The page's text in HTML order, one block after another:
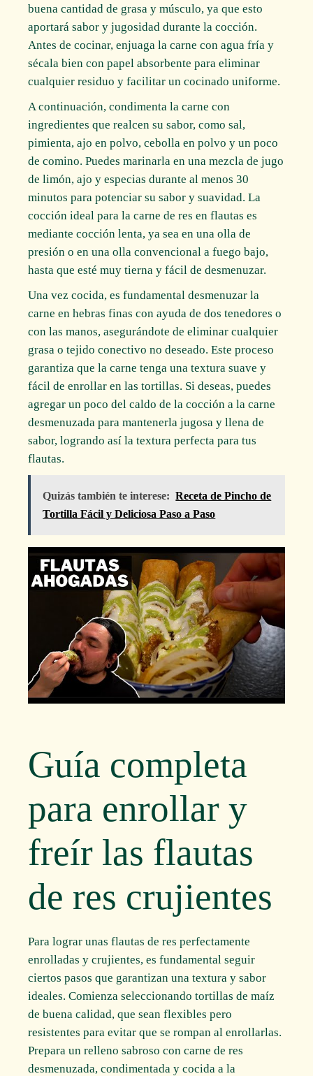
buena cantidad de grasa y músculo, ya que esto
aportará sabor y jugosidad durante la cocción.
Antes de cocinar, enjuaga la carne con agua fría y
sécala bien con papel absorbente para eliminar
cualquier residuo y facilitar un cocinado uniforme.
A continuación, condimenta la carne con
ingredientes que realcen su sabor, como sal,
pimienta, ajo en polvo, cebolla en polvo y un poco
de comino. Puedes marinarla en una mezcla de jugo
de limón, ajo y especias durante al menos 30
minutos para potenciar su sabor y suavidad. La
cocción ideal para la carne de res en flautas es
mediante cocción lenta, ya sea en una olla de
presión o en una olla convencional a fuego bajo,
hasta que esté muy tierna y fácil de desmenuzar.
Una vez cocida, es fundamental desmenuzar la
carne en hebras finas con ayuda de dos tenedores o
con las manos, asegurándote de eliminar cualquier
grasa o tejido conectivo no deseado. Este proceso
garantiza que la carne tenga una textura suave y
fácil de enrollar en las tortillas. Si deseas, puedes
agregar un poco del caldo de la cocción a la carne
desmenuzada para mantenerla jugosa y llena de
sabor, logrando así la textura perfecta para tus
flautas.
Quizás también te interese: Receta de Pincho de
Tortilla Fácil y Deliciosa Paso a Paso
Guía completa
para enrollar y
freír las flautas
de res crujientes
Para lograr unas flautas de res perfectamente
enrolladas y crujientes, es fundamental seguir
ciertos pasos que garantizan una textura y sabor
ideales. Comienza seleccionando tortillas de maíz
de buena calidad, que sean flexibles pero
resistentes para evitar que se rompan al enrollarlas.
Prepara un relleno sabroso con carne de res
desmenuzada, condimentada y cocida a la